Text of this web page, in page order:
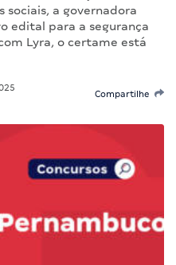
sociais, a governadora
edital para a segurança
Lyra, o certame está
Compartilhe